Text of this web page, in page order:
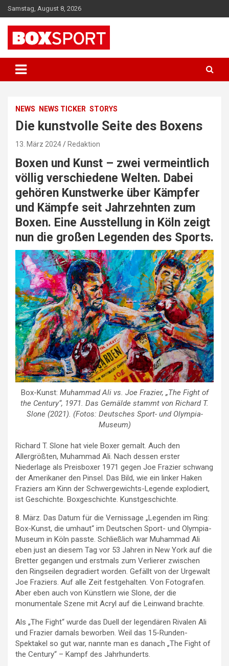
Skip
to
content
Samstag, August 8, 2026
BOXSPORT
NEWS NEWS TICKER STORYS
Die kunstvolle Seite des Boxens
13. März 2024 Redaktion
Boxen und Kunst – zwei vermeintlich
völlig verschiedene Welten. Dabei
gehören Kunstwerke über Kämpfer
und Kämpfe seit Jahrzehnten zum
Boxen. Eine Ausstellung in Köln zeigt
nun die großen Legenden des Sports.
Box-Kunst: Muhammad Ali vs. Joe Frazier, „The Fight of
the Century“, 1971. Das Gemälde stammt von Richard T.
Slone (2021). (Fotos: Deutsches Sport- und Olympia-
Museum)
Richard T. Slone hat viele Boxer gemalt. Auch den
Allergrößten, Muhammad Ali. Nach dessen erster
Niederlage als Preisboxer 1971 gegen Joe Frazier schwang
der Amerikaner den Pinsel. Das Bild, wie ein linker Haken
Fraziers am Kinn der Schwergewichts-Legende explodiert,
ist Geschichte. Boxgeschichte. Kunstgeschichte.
8. März. Das Datum für die Vernissage „Legenden im Ring:
Box-Kunst, die umhaut“ im Deutschen Sport- und Olympia-
Museum in Köln passte. Schließlich war Muhammad Ali
eben just an diesem Tag vor 53 Jahren in New York auf die
Bretter gegangen und erstmals zum Verlierer zwischen
den Ringseilen degradiert worden. Gefällt von der Urgewalt
Joe Fraziers. Auf alle Zeit festgehalten. Von Fotografen.
Aber eben auch von Künstlern wie Slone, der die
monumentale Szene mit Acryl auf die Leinwand brachte.
Als „The Fight“ wurde das Duell der legendären Rivalen Ali
und Frazier damals beworben. Weil das 15-Runden-
Spektakel so gut war, nannte man es danach „The Fight of
the Century“ – Kampf des Jahrhunderts.